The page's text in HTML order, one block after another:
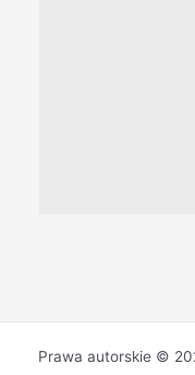
Prawa autorskie ©